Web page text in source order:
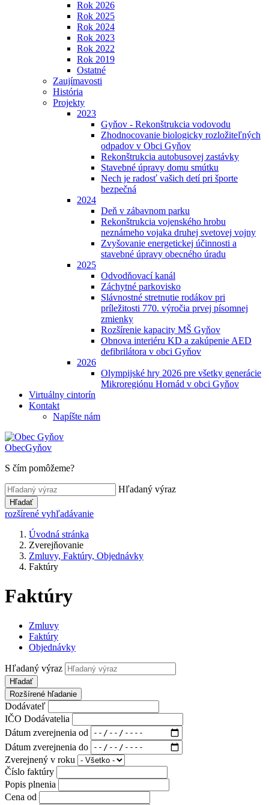
Rok 2026
Rok 2025
Rok 2024
Rok 2023
Rok 2022
Rok 2019
Ostatné
Zaujímavosti
História
Projekty
2023
Gyňov - Rekonštrukcia vodovodu
Zhodnocovanie biologicky rozložiteľných
odpadov v Obci Gyňov
Rekonštrukcia autobusovej zastávky
Stavebné úpravy domu smútku
Nech je radosť vašich detí pri športe
bezpečná
2024
Deň v zábavnom parku
Rekonštrukcia vojenského hrobu
neznámeho vojaka druhej svetovej vojny
Zvyšovanie energetickej účinnosti a
stavebné úpravy obecného úradu
2025
Odvodňovací kanál
Záchytné parkovisko
Slávnostné stretnutie rodákov pri
príležitosti 770. výročia prvej písomnej
zmienky
Rozšírenie kapacity MŠ Gyňov
Obnova interiéru KD a zakúpenie AED
defibrilátora v obci Gyňov
2026
Olympijské hry 2026 pre všetky generácie
Mikroregiónu Hornád v obci Gyňov
Virtuálny cintorín
Kontakt
Napíšte nám
ObecGyňov
S čím pomôžeme?
Hľadaný výraz
Hľadať
rozšírené vyhľadávanie
Úvodná stránka
Zverejňovanie
Zmluvy, Faktúry, Objednávky
Faktúry
Faktúry
Zmluvy
Faktúry
Objednávky
Hľadaný výraz
Hľadať
Rozšírené hľadanie
Dodávateľ
IČO Dodávatelia
Dátum zverejnenia od
Dátum zverejnenia do
Zverejnený v roku
Číslo faktúry
Popis plnenia
Cena od